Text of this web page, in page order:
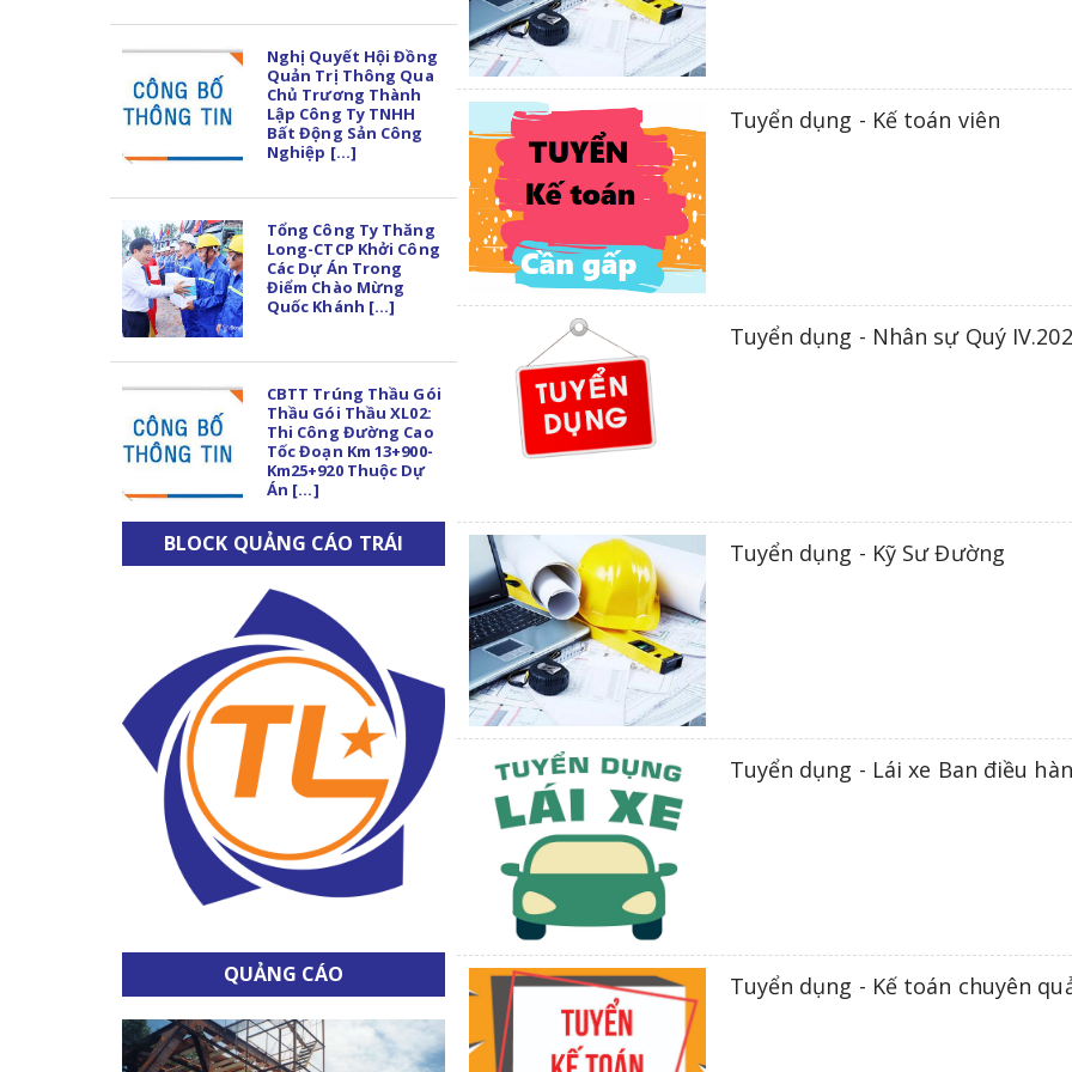
Tuyển dụng - Kế toán viên
Tuyển dụng - Nhân sự Quý
Tuyển dụng - Kỹ Sư Đường
Tuyển dụng - Lái xe Ban điều
Tuyển dụng - Kế toán chuyên
Nghị Quyết Hội Đồng
Quản Trị Thông Qua
Chủ Trương Thành
Lập Công Ty TNHH
Bất Động Sản Công
Nghiệp [...]
Tổng Công Ty Thăng
Long-CTCP Khởi Công
Các Dự Án Trong
Điểm Chào Mừng
Quốc Khánh [...]
CBTT Trúng Thầu Gói
Thầu Gói Thầu XL02:
Thi Công Đường Cao
Tốc Đoạn Km 13+900-
Km25+920 Thuộc Dự
Án [...]
BLOCK QUẢNG CÁO TRÁI
QUẢNG CÁO